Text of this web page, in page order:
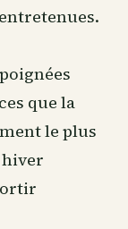
que la
le plus